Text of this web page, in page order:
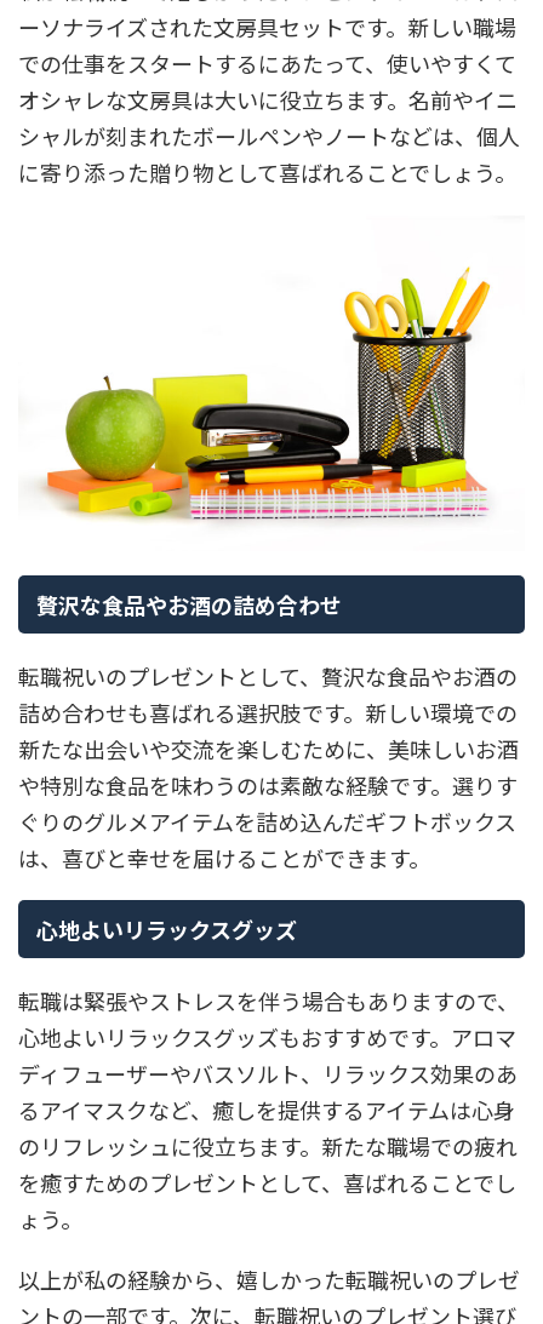
ーソナライズされた文房具セットです。新しい職場
での仕事をスタートするにあたって、使いやすくて
オシャレな文房具は大いに役立ちます。名前やイニ
シャルが刻まれたボールペンやノートなどは、個人
に寄り添った贈り物として喜ばれることでしょう。
贅沢な食品やお酒の詰め合わせ
転職祝いのプレゼントとして、贅沢な食品やお酒の
詰め合わせも喜ばれる選択肢です。新しい環境での
新たな出会いや交流を楽しむために、美味しいお酒
や特別な食品を味わうのは素敵な経験です。選りす
ぐりのグルメアイテムを詰め込んだギフトボックス
は、喜びと幸せを届けることができます。
心地よいリラックスグッズ
転職は緊張やストレスを伴う場合もありますので、
心地よいリラックスグッズもおすすめです。アロマ
ディフューザーやバスソルト、リラックス効果のあ
るアイマスクなど、癒しを提供するアイテムは心身
のリフレッシュに役立ちます。新たな職場での疲れ
を癒すためのプレゼントとして、喜ばれることでし
ょう。
以上が私の経験から、嬉しかった転職祝いのプレゼ
ントの一部です。次に、転職祝いのプレゼント選び